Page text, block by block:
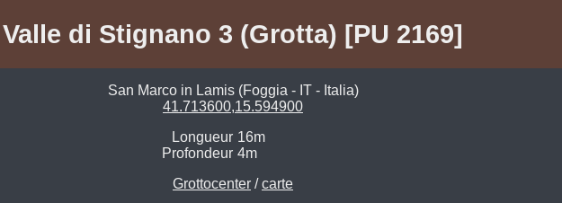
Valle di Stignano 3 (Grotta) [PU 2169]
San Marco in Lamis (Foggia - IT - Italia)
41.713600,15.594900
Longueur 16m
Profondeur 4m
Grottocenter /carte